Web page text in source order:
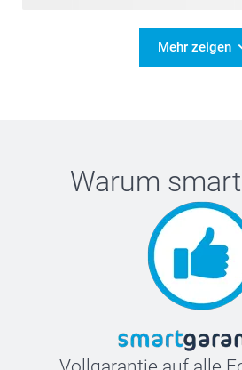
Mehr zeigen
Warum